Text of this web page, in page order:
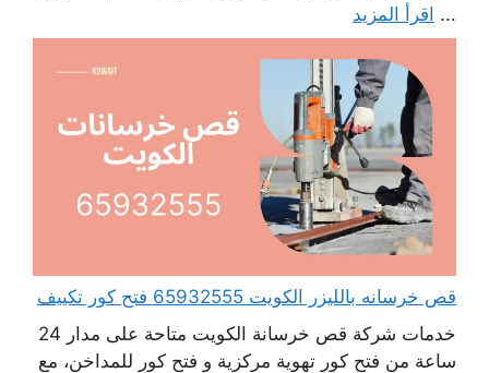
... اقرأ المزيد
قص خرسانه بالليزر الكويت 65932555 فتح كور تكييف
خدمات شركة قص خرسانة الكويت متاحة على مدار 24
ساعة من فتح كور تهوية مركزية و فتح كور للمداخن، مع